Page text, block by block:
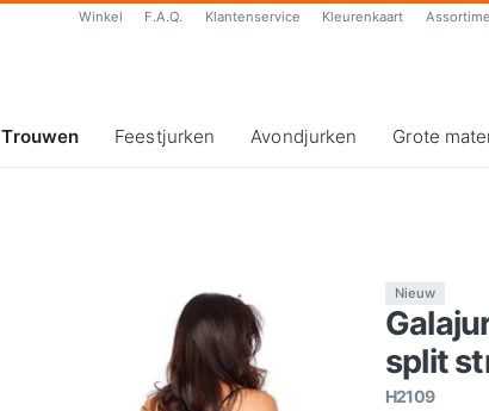
Winkel F.A.Q. Klantenservice Kleurenkaart
Trouwen Feestjurken Avondjurken Grote
Nieuw
split
H2109